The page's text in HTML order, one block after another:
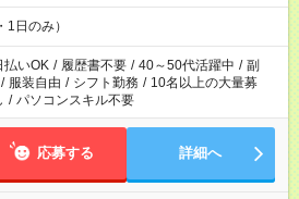
日のみ）
払いOK / 履歴書不要 / 40～50代活躍中 / 副
/ 服装自由 / シフト勤務 / 10名以上の大量募
/ パソコンスキル不要
応募する 詳細へ